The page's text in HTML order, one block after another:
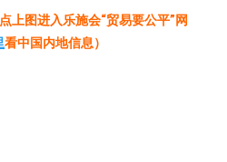
上图进入乐施会“贸易要公平”网
看中国内地信息）